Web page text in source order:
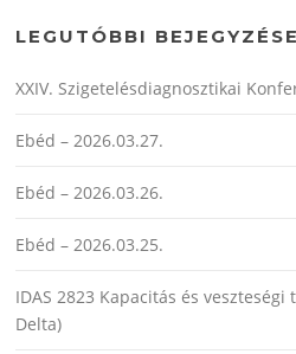
LEGUTÓBBI
XXIV. Szigetelésdiagnosztikai
Ebéd – 2026.03.27.
Ebéd – 2026.03.26.
Ebéd – 2026.03.25.
IDAS 2823 Kapacitás és veszteségi
Delta)